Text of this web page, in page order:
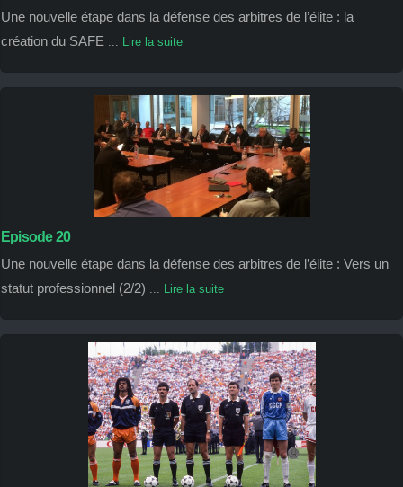
Une nouvelle étape dans la défense des arbitres de l’élite : la
création du SAFE ... Lire la suite
Episode 20
Une nouvelle étape dans la défense des arbitres de l’élite : Vers un
statut professionnel (2/2) ... Lire la suite